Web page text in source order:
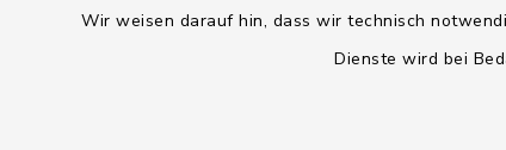
Wir weisen darauf hin, dass wir technisch
Dienste wird bei
Kein